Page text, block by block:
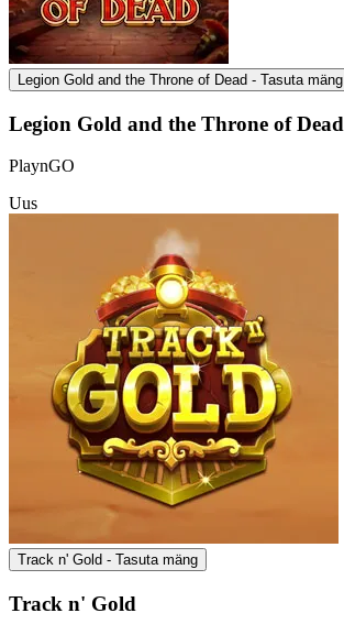
Legion Gold and the Throne of Dead - Tasuta mäng
Legion Gold and the Throne of Dead
PlaynGO
Uus
Track n' Gold - Tasuta mäng
Track n' Gold